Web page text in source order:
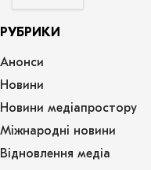
РУБРИКИ
Анонси
Новини
Новини медіапростору
Міжнародні новини
Відновлення медіа